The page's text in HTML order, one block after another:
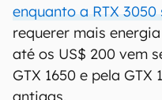
enquanto a RTX
requerer mais
até os US$ 200 vem
GTX 1650 e pela